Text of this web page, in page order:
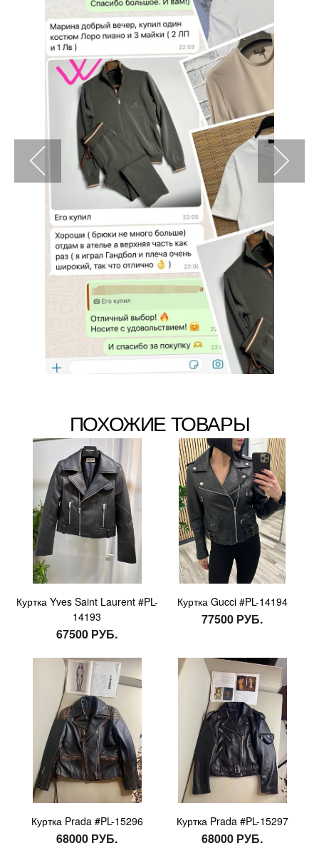
ПОХОЖИЕ ТОВАРЫ
Куртка Yves Saint Laurent #PL-
14193
67500 РУБ.
Куртка Gucci #PL-14194
77500 РУБ.
Куртка Prada #PL-15296
68000 РУБ.
Куртка Prada #PL-15297
68000 РУБ.